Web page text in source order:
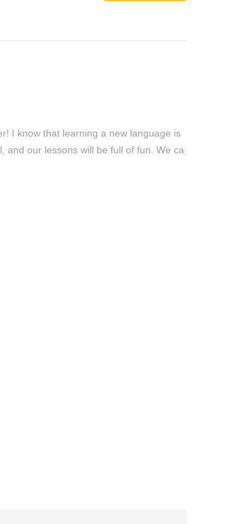
I know that learning a new language is
and our lessons will be full of fun. We ca